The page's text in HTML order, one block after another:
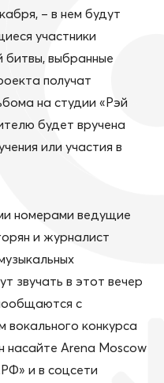
– в нем будут
участники
выбранные
получат
на студии «Рэй
будет вручена
или участия в
номерами ведущие
и журналист
звучать в этот вечер
с
вокального конкурса
насайте Arena Moscow
и в соцсети